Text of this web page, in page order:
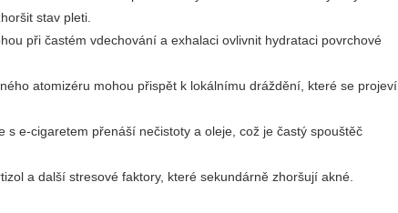
stav pleti.
při častém vdechování a exhalaci ovlivnit hydrataci povrchové
atomizéru mohou přispět k lokálnímu dráždění, které se projeví
e‑cigaretem přenáší nečistoty a oleje, což je častý spouštěč
a další stresové faktory, které sekundárně zhoršují akné.